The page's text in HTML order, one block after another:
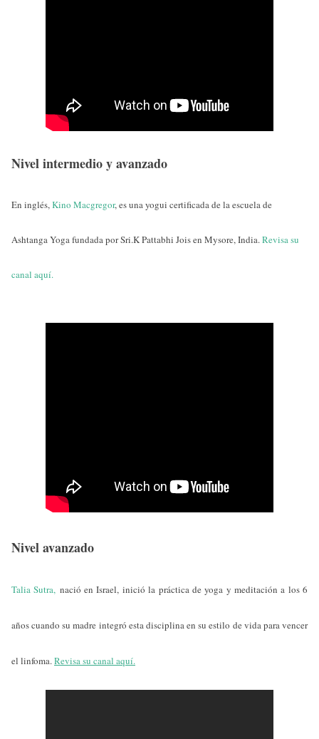
Nivel intermedio y avanzado
En inglés,Kino Macgregor, es una yogui certificada de la escuela de
Ashtanga Yoga fundada por Sri.K Pattabhi Jois en Mysore, India.Revisa su
canal aquí.
Nivel avanzado
Talia Sutra, nació en Israel, inició la práctica de yoga y meditación a los 6
años cuando su madre integró esta disciplina en su estilo de vida para vencer
el linfoma.Revisa su canal aquí.